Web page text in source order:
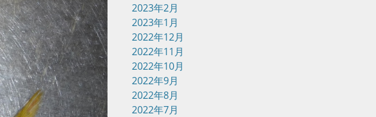
2023年2月
2023年1月
2022年12月
2022年11月
2022年10月
2022年9月
2022年8月
2022年7月